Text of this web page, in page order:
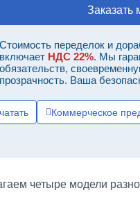
Заказать
Стоимость переделок и
включает НДС 22%. Мы
обязательств,
прозрачность. Ваша
Коммерческое
четыре модели